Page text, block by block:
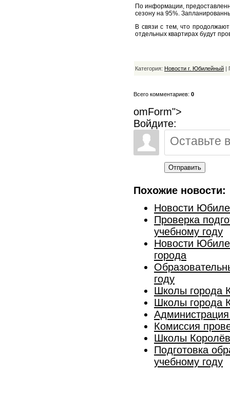
По информации,
сезону на 95%.
В связи с тем, что
отдельных квартирах будут
Категория: Новости г. Юбилейный |
Всего комментариев: 0
omForm">
Войдите:
Отправить
Похожие новости:
Новости
Проверка
учебному году
Новости
города
году
Школы города
Школы города
Комиссия
Школы
Подготовка
учебному году